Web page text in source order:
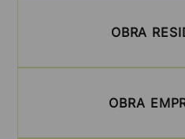
OBRA
OBRA